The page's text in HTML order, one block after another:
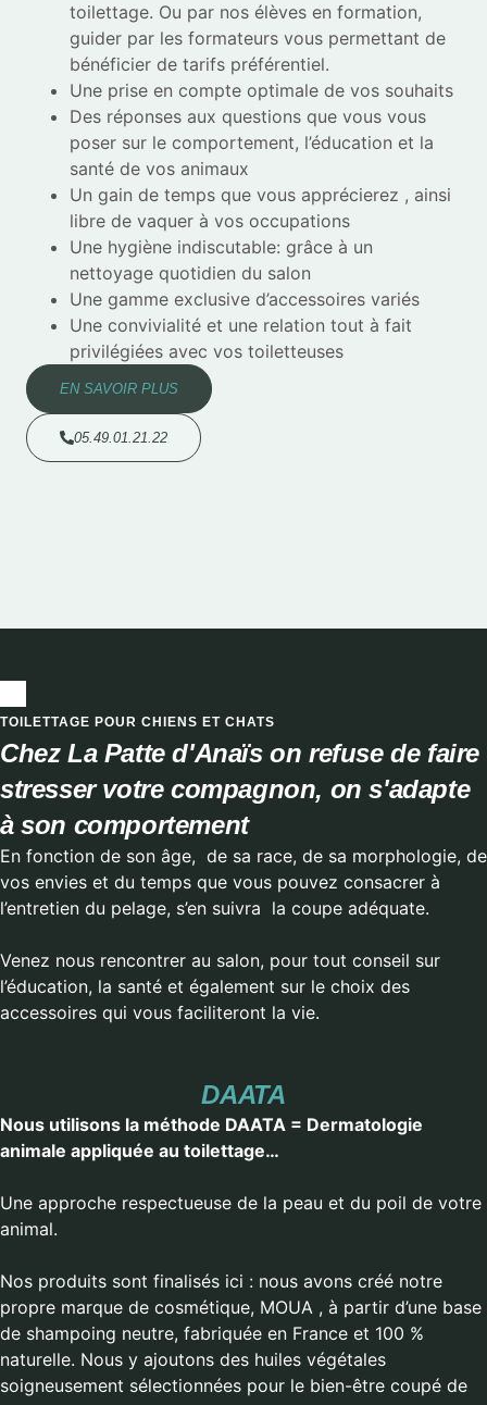
toilettage. Ou par nos élèves en formation,
guider par les formateurs vous permettant de
bénéficier de tarifs préférentiel.
Une prise en compte optimale de vos souhaits
Des réponses aux questions que vous vous
poser sur le comportement, l’éducation et la
santé de vos animaux
Un gain de temps que vous apprécierez , ainsi
libre de vaquer à vos occupations
Une hygiène indiscutable: grâce à un
nettoyage quotidien du salon
Une gamme exclusive d’accessoires variés
Une convivialité et une relation tout à fait
privilégiées avec vos toiletteuses
EN SAVOIR PLUS
05.49.01.21.22
TOILETTAGE POUR CHIENS ET CHATS
Chez La Patte d'Anaïs on refuse de faire
stresser votre compagnon, on s'adapte
à son comportement
En fonction de son âge, de sa race, de sa morphologie, de
vos envies et du temps que vous pouvez consacrer à
l’entretien du pelage, s’en suivra la coupe adéquate.
Venez nous rencontrer au salon, pour tout conseil sur
l’éducation, la santé et également sur le choix des
accessoires qui vous faciliteront la vie.
DAATA
Nous utilisons la méthode DAATA = Dermatologie
animale appliquée au toilettage…
Une approche respectueuse de la peau et du poil de votre
animal.
Nos produits sont finalisés ici : nous avons créé notre
propre marque de cosmétique, MOUA , à partir d’une base
de shampoing neutre, fabriquée en France et 100 %
naturelle. Nous y ajoutons des huiles végétales
soigneusement sélectionnées pour le bien-être coupé de